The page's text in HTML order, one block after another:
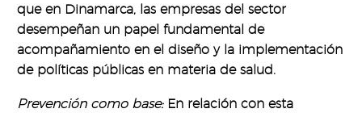
que en Dinamarca, las empresas del sector
desempeñan un papel fundamental de
acompañamiento en el diseño y la implementación
de políticas públicas en materia de salud.
Prevención como base: En relación con esta